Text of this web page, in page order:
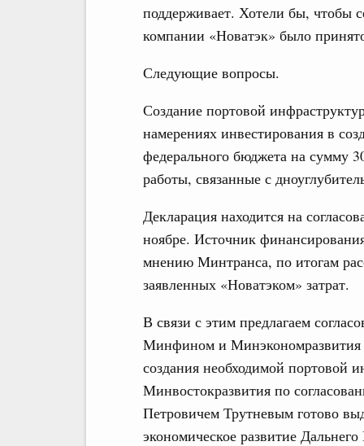
поддерживает. Хотели бы, чтобы
компании «Новатэк» было
Следующие вопросы.
Создание портовой
намерениях инвестирования в
федерального бюджета на сумму
работы, связанные с
Декларация находится на
ноябре. Источник
мнению Минтранса, по итогам
заявленных «Новатэком» затрат.
В связи с этим предлагаем
Минфином и Минэкономразвития
создания необходимой портовой
Минвостокразвития по
Петровичем Трутневым готово
экономическое развитие